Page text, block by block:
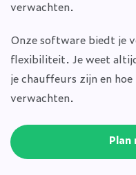
verwachten.
Onze software biedt je
flexibiliteit. Je weet
je chauffeurs zijn en
verwachten.
Plan